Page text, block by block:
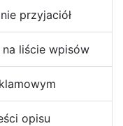
przyjaciół
liście wpisów
opisu